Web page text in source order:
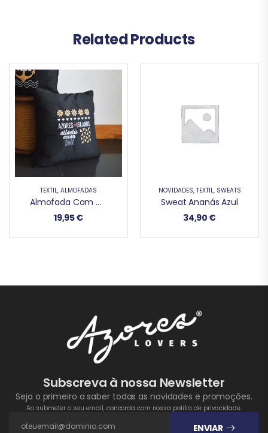
Related Products
TÊXTIL, ALMOFADAS
Almofada Com Cortiça Azores Islands
19,95€
NOVIDADES, TÊXTIL, SWEATS
Sweat Ananás Azul
34,90 €
Subscreva à nossa Newsletter
Seja o primeiro a saber todas as novidades e promoções.
Ao submeter o seu email, concorda com nossa politia de privacidade.
ENVIAR